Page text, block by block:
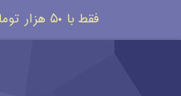
فقط با ۵۰ هزار تومان پیج ، کانال ، گروه و کسب و کار خود را تبلیغات کنید